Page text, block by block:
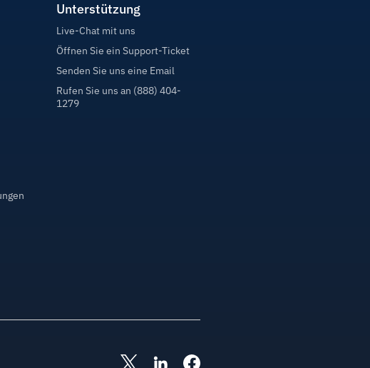
Unterstützung
Live-Chat mit uns
Öffnen Sie ein Support-Ticket
Senden Sie uns eine Email
Rufen Sie uns an (888) 404-
1279